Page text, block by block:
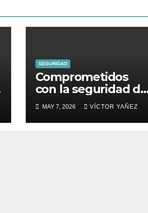
SEGURIDAD
Comprometidos
con la seguridad de
nuestras familias.
MAY 7, 2026 VÍCTOR YAÑEZ